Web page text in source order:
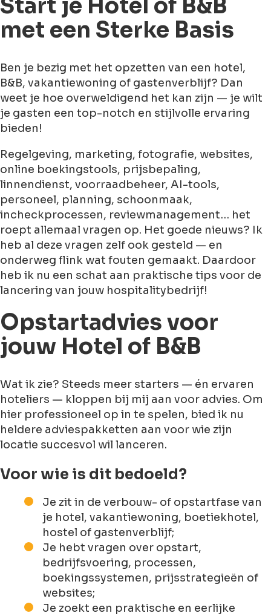
Start je Hotel of B&B
met een Sterke Basis
Ben je bezig met het opzetten van een hotel,
B&B, vakantiewoning of gastenverblijf? Dan
weet je hoe overweldigend het kan zijn — je wilt
je gasten een top-notch en stijlvolle ervaring
bieden!
Regelgeving, marketing, fotografie, websites,
online boekingstools, prijsbepaling,
linnendienst, voorraadbeheer, AI-tools,
personeel, planning, schoonmaak,
incheckprocessen, reviewmanagement… het
roept allemaal vragen op. Het goede nieuws? Ik
heb al deze vragen zelf ook gesteld — en
onderweg flink wat fouten gemaakt. Daardoor
heb ik nu een schat aan praktische tips voor de
lancering van jouw hospitalitybedrijf!
Opstartadvies voor
jouw Hotel of B&B
Wat ik zie? Steeds meer starters — én ervaren
hoteliers — kloppen bij mij aan voor advies. Om
hier professioneel op in te spelen, bied ik nu
heldere adviespakketten aan voor wie zijn
locatie succesvol wil lanceren.
Voor wie is dit bedoeld?
Je zit in de verbouw- of opstartfase van
je hotel, vakantiewoning, boetiekhotel,
hostel of gastenverblijf;
Je hebt vragen over opstart,
bedrijfsvoering, processen,
boekingssystemen, prijsstrategieën of
websites;
Je zoekt een praktische en eerlijke